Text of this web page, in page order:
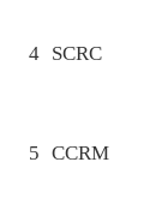
4 SCRC
5 CCRM